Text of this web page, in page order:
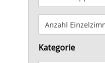
Kategorie